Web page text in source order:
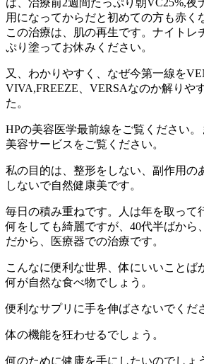
は、治療前2週間たっぷり朝VC25%,夜
用になってからだと初めての方も赤く
この治療は、肌の再生です。ナイトレ
ぷり塗ってお休みください。
又、わかりやすく、なぜ今第一線を
VIVA,FREEZE、VERSAなのか解りや
た。
HPの美容医学最前線をご覧ください
美容サービスをご覧ください。
私の目的は、整形をしない、副作用の
しないで自然健康美です。
毎日の積み重ねです。人は年を取って
何をしても綺麗ですが、40代半ばから
だから、医療器での治療です。
こんなに便利な世界、体にいいことば
何が自然な食べ物でしょう。
便利なサプリに手を伸ばさないでくだ
体の機能を狂わせるでしょう。
何のために健康を手にしたいのでしょ